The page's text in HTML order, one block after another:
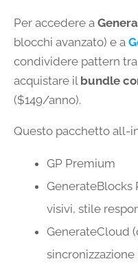
Per accedere a
blocchi avanzato) e a
condividere pattern
acquistare il bundle
($149/anno).
Questo pacchetto all-
GP Premium
GenerateBlocks
visivi, stile
GenerateCloud